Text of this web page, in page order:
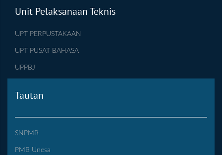
Unit Pelaksanaan Teknis
UPT PERPUSTAKAAN
UPT PUSAT BAHASA
UPPBJ
Tautan
SNPMB
PMB Unesa